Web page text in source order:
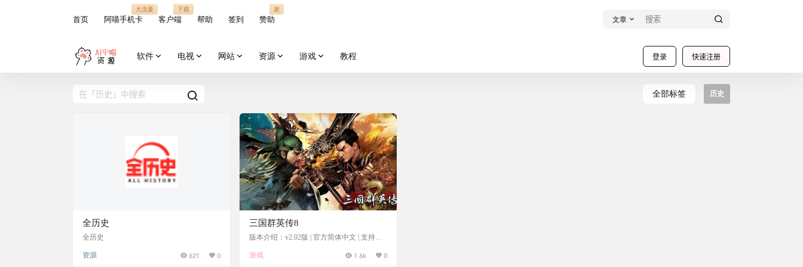
首页 阿喵手机卡
大流量
客户端
下载
帮助 签到 赞助
谢
文章
登录 快速注册
软件 电视 网站 资源 游戏 教程
全部标签 历史
全历史
全历史
资源 621 0
三国群英传8
版本介绍：v2.02版 | 官方简体中文 | 支持键
游戏
1.6k 0